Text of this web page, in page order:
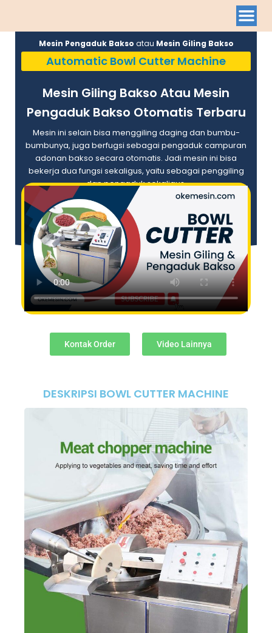
Mesin Pengaduk Bakso atau Mesin Giling Bakso
Automatic Bowl Cutter Machine
Mesin Giling Bakso Atau Mesin
Pengaduk Bakso Otomatis Terbaru
Mesin ini selain bisa menggiling daging dan bumbu-
bumbunya, juga berfugsi sebagai pengaduk campuran
adonan bakso secara otomatis. Jadi mesin ini bisa
bekerja dua fungsi sekaligus, yaitu sebagai penggiling
dan pengaduk sekaligus.
Kontak Order Video Lainnya
DESKRIPSI BOWL CUTTER MACHINE